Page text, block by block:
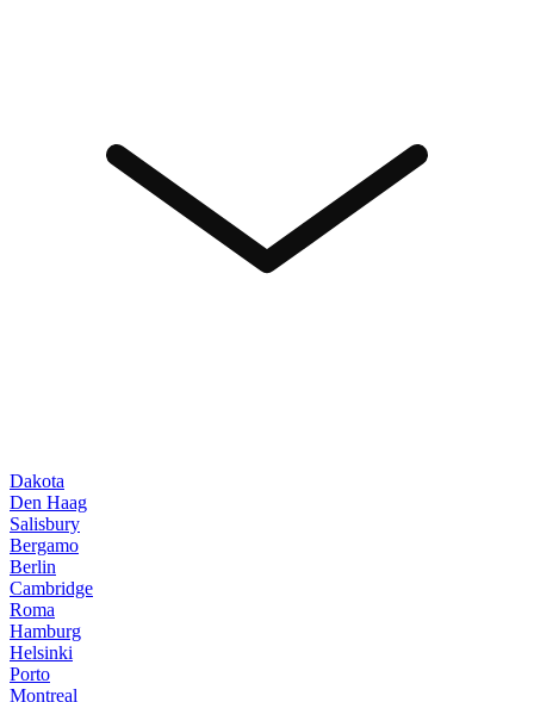
Dakota
Den Haag
Salisbury
Bergamo
Berlin
Cambridge
Roma
Hamburg
Helsinki
Porto
Montreal